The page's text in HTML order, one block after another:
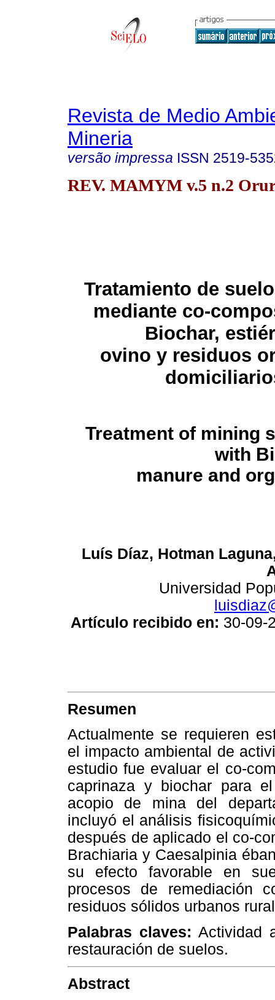
Revista de Medio
Mineria
versão impressa ISSN 2519-
REV. MAMYM v.5 n.2
Tratamiento de
mediante co-
Biochar,
ovino y residuos
Treatment of mining
with
manure and
Luís Díaz, Hotman
Universidad
Artículo recibido en: 30-
Resumen
Actualmente se requieren
el impacto ambiental de
estudio fue evaluar el co-
caprinaza y biochar para
acopio de mina del
incluyó el análisis
después de aplicado el co-
Brachiaria y Caesalpinia
su efecto favorable en
procesos de remediación
residuos sólidos urbanos
Palabras claves: Actividad
restauración de suelos.
Abstract